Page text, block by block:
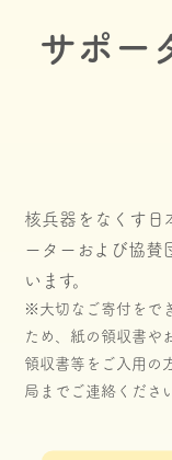
サポー
核兵器をなくす日
ーターおよび協賛
います。
※大切なご寄付をで
ため、紙の領収書や
領収書等をご入用の
局までご連絡くださ